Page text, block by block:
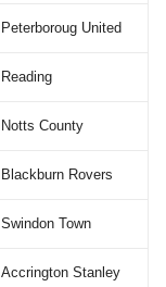
Peterboroug United
Reading
Notts County
Blackburn Rovers
Swindon Town
Accrington Stanley